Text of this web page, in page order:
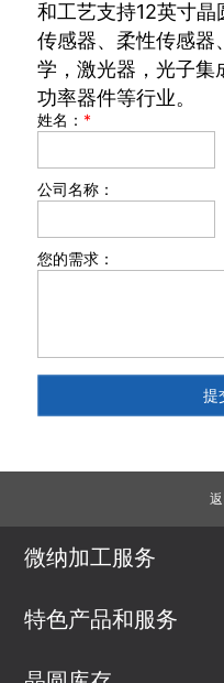
和工艺支持12英寸
传感器、柔性传感器
学，激光器，光子集
功率器件等行业。
姓名： *
公司名称：
您的需求：
微纳加工服务
特色产品和服务